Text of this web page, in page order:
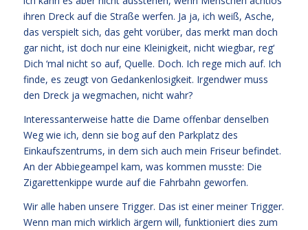
ihren Dreck auf die Straße werfen. Ja ja, ich weiß, Asche,
das verspielt sich, das geht vorüber, das merkt man doch
gar nicht, ist doch nur eine Kleinigkeit, nicht wiegbar, reg‘
Dich ‘mal nicht so auf, Quelle. Doch. Ich rege mich auf. Ich
finde, es zeugt von Gedankenlosigkeit. Irgendwer muss
den Dreck ja wegmachen, nicht wahr?
Interessanterweise hatte die Dame offenbar denselben
Weg wie ich, denn sie bog auf den Parkplatz des
Einkaufszentrums, in dem sich auch mein Friseur befindet.
An der Abbiegeampel kam, was kommen musste: Die
Zigarettenkippe wurde auf die Fahrbahn geworfen.
Wir alle haben unsere Trigger. Das ist einer meiner Trigger.
Wenn man mich wirklich ärgern will, funktioniert dies zum